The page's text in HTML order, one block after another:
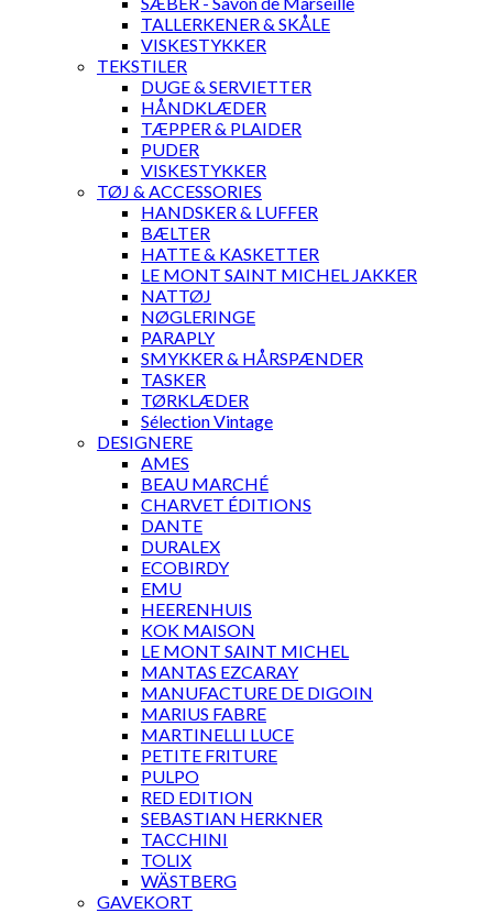
TALLERKENER & SKÅLE
VISKESTYKKER
TEKSTILER
DUGE & SERVIETTER
HÅNDKLÆDER
TÆPPER & PLAIDER
PUDER
VISKESTYKKER
TØJ & ACCESSORIES
HANDSKER & LUFFER
BÆLTER
HATTE & KASKETTER
LE MONT SAINT MICHEL JAKKER
NATTØJ
NØGLERINGE
PARAPLY
SMYKKER & HÅRSPÆNDER
TASKER
TØRKLÆDER
Sélection Vintage
DESIGNERE
AMES
BEAU MARCHÉ
CHARVET ÉDITIONS
DANTE
DURALEX
ECOBIRDY
EMU
HEERENHUIS
KOK MAISON
LE MONT SAINT MICHEL
MANTAS EZCARAY
MANUFACTURE DE DIGOIN
MARIUS FABRE
MARTINELLI LUCE
PETITE FRITURE
PULPO
RED EDITION
SEBASTIAN HERKNER
TACCHINI
TOLIX
WÄSTBERG
GAVEKORT